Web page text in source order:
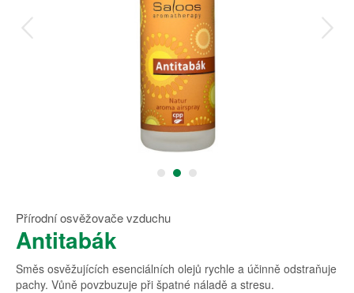
Přírodní osvěžovače vzduchu
Antitabák
Směs osvěžujících esenciálních olejů rychle a účinně odstraňuje
pachy. Vůně povzbuzuje při špatné náladě a stresu.